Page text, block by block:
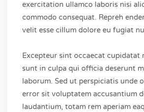
exercitation ullamco laboris nisi
commodo consequat. Repreh
velit esse cillum dolore eu fugiat
Excepteur sint occaecat cupidatat
sunt in culpa qui officia deserunt
laborum. Sed ut perspiciatis unde
error sit voluptatem accusantium
laudantium, totam rem aperiam